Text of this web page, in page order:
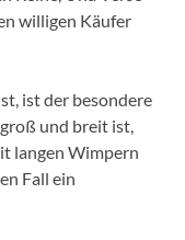
willigen Käufer
ist der besondere
und breit ist,
langen Wimpern
Fall ein